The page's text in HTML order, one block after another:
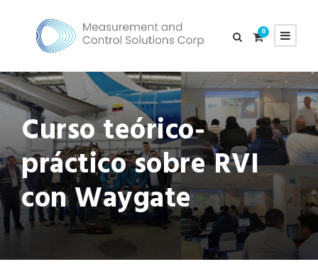
0
Curso teórico-
práctico sobre RVI
con Waygate